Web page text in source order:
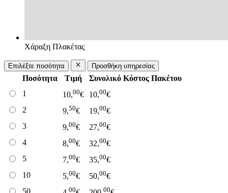
Χάραξη Πλακέτας
Επιλέξτε ποσότητα Προσθήκη υπηρεσίας
Ποσότητα Τιμή
Συνολικό Κόστος Πακέτου
1
10,00€ 10,00€
2
9,50€ 19,00€
3
9,00€ 27,00€
4
8,00€ 32,00€
5
7,00€ 35,00€
10
5,00€ 50,00€
50
00 00